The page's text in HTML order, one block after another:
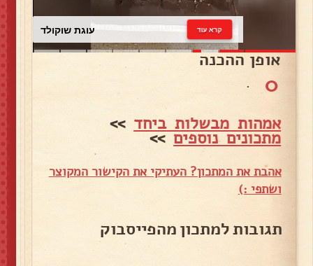
עוגת שוקולד קרא עוד
אופן ההכנה
0
.
אמהות מבשלות ביחד >>
מתכונים נוספים>>
אהבת את המתכון? העתיקי את הקישור המקוצר
ושתפי :)
תגובות למתכון מהפייסבוק